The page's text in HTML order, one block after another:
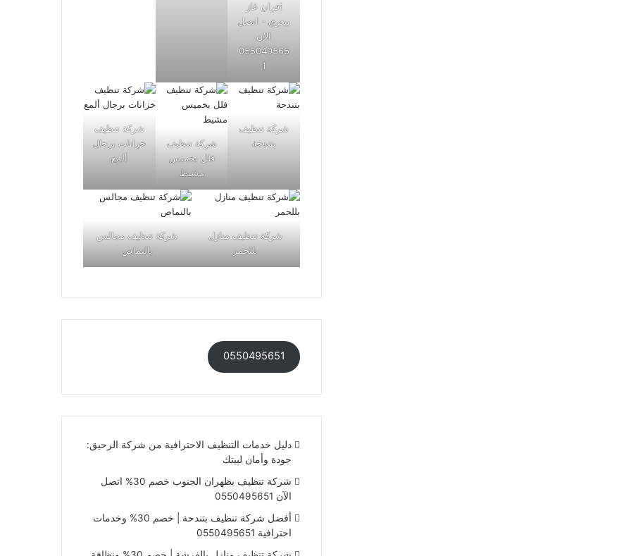
افران غاز
بيعري - اتصل
الان
055049565
1
شركة تنظيف
بتندحة
شركة تنظيف
فلل بخميس
مشيط
شركة تنظيف
خزانات برجال
ألمع
شركة تنظيف منازل
بللحمر
شركة تنظيف مجالس
بالنماص
0550495651
دليل خدمات التنظيف الاحترافية من شركة الرحيق:
جودة وأمان لبيتك
شركة تنظيف بظهران الجنوب خصم 30% اتصل
الآن 0550495651
أفضل شركة تنظيف بتندحة | خصم 30% وخدمات
احترافية 0550495651